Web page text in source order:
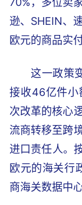
逊、SHEIN、
欧元的商品实
这一政策
接收46亿件小
次改革的核心
流商转移至跨
进口责任人。
欧元的海关行
商海关数据中心